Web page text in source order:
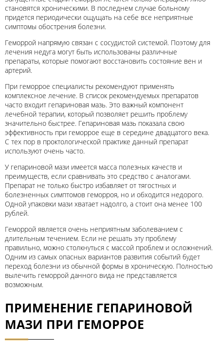
становятся хроническими. В последнем случае больному
придется периодически ощущать на себе все неприятные
симптомы обострения болезни.
Геморрой напрямую связан с сосудистой системой. Поэтому для
лечения недуга могут быть использованы различные
препараты, которые помогают восстановить состояние вен и
артерий.
При геморрое специалисты рекомендуют применять
комплексное лечение. В список рекомендуемых препаратов
часто входит гепариновая мазь. Это важный компонент
лечебной терапии, который позволяет решить проблему
значительно быстрее. Гепариновая мазь показала свою
эффективность при геморрое еще в середине двадцатого века.
С тех пор в проктологической практике данный препарат
используют очень часто.
У гепариновой мази имеется масса полезных качеств и
преимуществ, если сравнивать это средство с аналогами.
Препарат не только быстро избавляет от тягостных и
болезненных симптомов геморроя, но и обходится недорого.
Одной упаковки мази хватает надолго, а стоит она менее 100
рублей.
Геморрой является очень неприятным заболеванием с
длительным течением. Если не решать эту проблему
правильно, можно столкнуться с массой проблем и осложнений.
Одним из самых опасных вариантов развития событий будет
переход болезни из обычной формы в хроническую. Полностью
вылечить геморрой данного вида не представляется
возможным.
ПРИМЕНЕНИЕ ГЕПАРИНОВОЙ
МАЗИ ПРИ ГЕМОРРОЕ